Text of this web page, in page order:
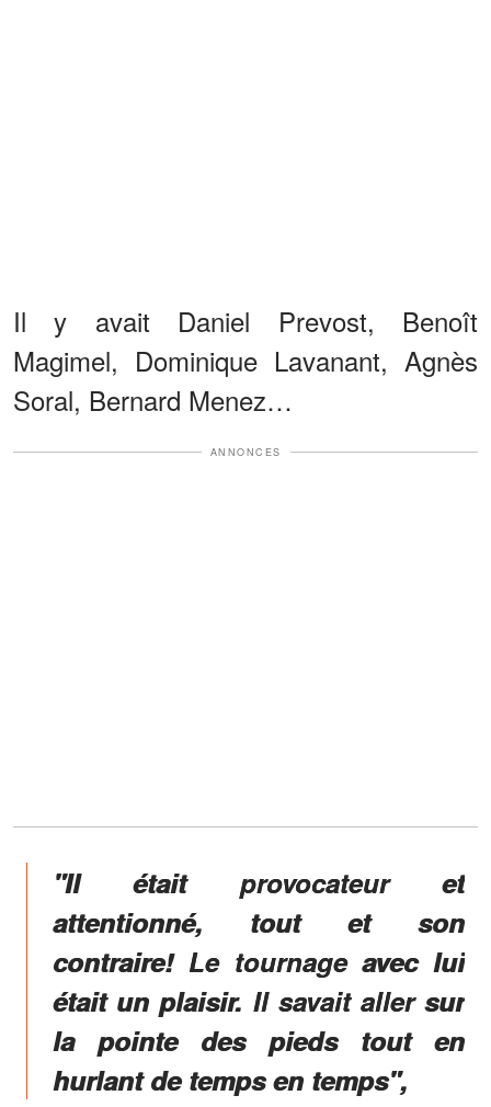
Il y avait Daniel Prevost, Benoît
Magimel, Dominique Lavanant, Agnès
Soral, Bernard Menez…
ANNONCES
"Il était provocateur et
attentionné, tout et son
contraire! Le tournage avec lui
était un plaisir. Il savait aller sur
la pointe des pieds tout en
hurlant de temps en temps",